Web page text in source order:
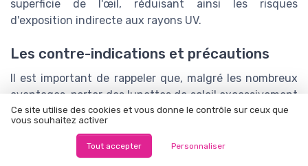
superficie de l'œil, réduisant ainsi les risques
d'exposition indirecte aux rayons UV.
Les contre-indications et précautions
Il est important de rappeler que, malgré les nombreux
avantages, porter des lunettes de soleil excessivement
sombres dans des environnements peu éclairés peut
provoquer une dilatation des pupilles et une réduction
de l'acuité visuelle. Par conséquent, le choix des
doit être adapté en fonction des conditions
Ce site utilise des cookies et vous donne le contrôle sur ceux que
vous souhaitez activer
Tout accepter Personnaliser